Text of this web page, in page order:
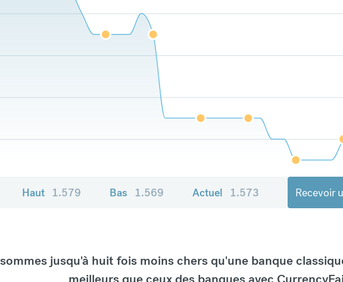
Haut 1.579 Bas 1.569 Actuel 1.573 Recevoir
jusqu'à huit fois moins chers qu'une banque
meilleurs que ceux des banques avec